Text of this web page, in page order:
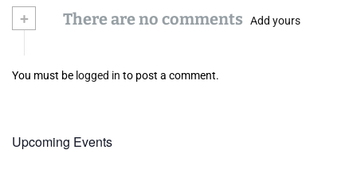
+ There are no comments Add yours
You must be logged in to post a comment.
Upcoming Events